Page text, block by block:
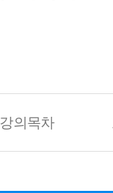
강의목차